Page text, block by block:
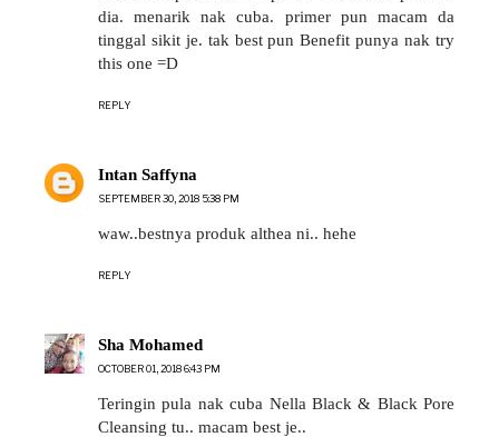
dia. menarik nak cuba. primer pun macam da
tinggal sikit je. tak best pun Benefit punya nak try
this one =D
REPLY
Intan Saffyna
SEPTEMBER 30, 2018 5:38 PM
waw..bestnya produk althea ni.. hehe
REPLY
Sha Mohamed
OCTOBER 01, 2018 6:43 PM
Teringin pula nak cuba Nella Black & Black Pore
Cleansing tu.. macam best je..